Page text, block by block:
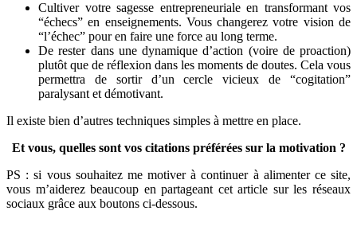
Cultiver votre sagesse entrepreneuriale en transformant vos
“échecs” en enseignements. Vous changerez votre vision de
“l’échec” pour en faire une force au long terme.
De rester dans une dynamique d’action (voire de proaction)
plutôt que de réflexion dans les moments de doutes. Cela vous
permettra de sortir d’un cercle vicieux de “cogitation”
paralysant et démotivant.
Il existe bien d’autres techniques simples à mettre en place.
Et vous, quelles sont vos citations préférées sur la motivation ?
PS : si vous souhaitez me motiver à continuer à alimenter ce site,
vous m’aiderez beaucoup en partageant cet article sur les réseaux
sociaux grâce aux boutons ci-dessous.